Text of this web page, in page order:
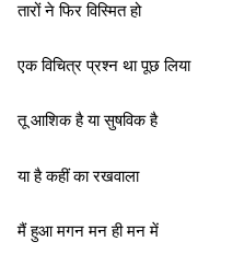
तारों ने फिर विस्मित हो
एक विचित्र प्रश्न था पूछ लिया
तू आशिक है या सुषविक है
या है कहीं का रखवाला
मैं हुआ मगन मन ही मन में